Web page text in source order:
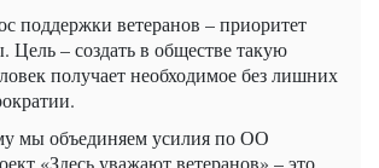
поддержки ветеранов – приоритет
– создать в обществе такую
получает необходимое без лишних
мы объединяем усилия по ОО
«Здесь уважают ветеранов» – это